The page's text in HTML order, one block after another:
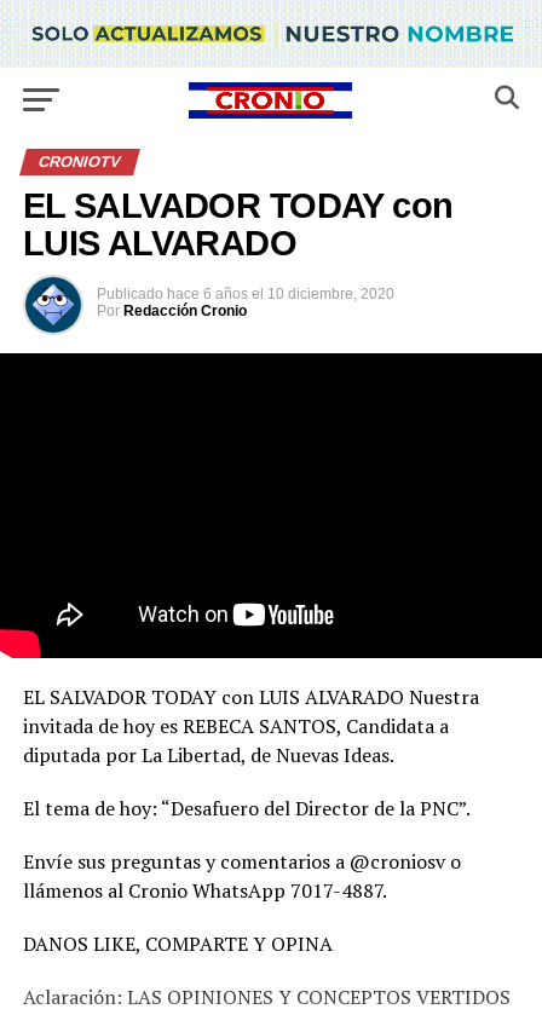
CRONIOTV
EL SALVADOR TODAY con
LUIS ALVARADO
Publicado hace 6 años el 10 diciembre, 2020
Por Redacción Cronio
EL SALVADOR TODAY con LUIS ALVARADO Nuestra
invitada de hoy es REBECA SANTOS, Candidata a
diputada por La Libertad, de Nuevas Ideas.
El tema de hoy: “Desafuero del Director de la PNC”.
Envíe sus preguntas y comentarios a @croniosv o
llámenos al Cronio WhatsApp 7017-4887.
DANOS LIKE, COMPARTE Y OPINA
Aclaración: LAS OPINIONES Y CONCEPTOS VERTIDOS